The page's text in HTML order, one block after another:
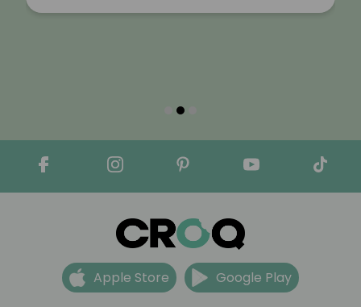
Apple Store Google Play